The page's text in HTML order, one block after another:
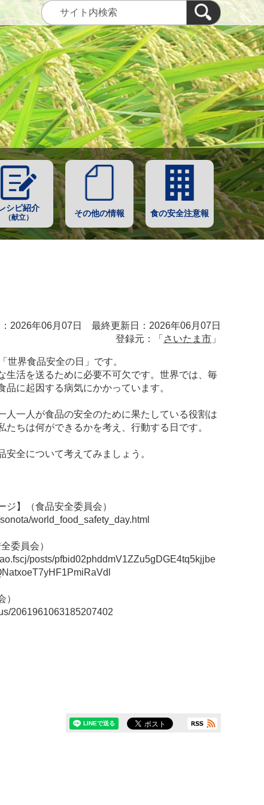
シピ紹介
（献立） その他の情報 食の安全注意報
2026年06月07日 最終更新日：2026年06月07日
登録元：「 さいたま市 」
世界食品安全の日」です。
生活を送るために必要不可欠です。世界では、毎
に起因する病気にかかっています。
人一人が食品の安全のために果たしている役割は
たちは何ができるかを考え、行動する日です。
安全について考えてみましょう。
ジ】（食品安全委員会）
world_food_safety_day.html
委員会）
posts/pfbid02phddmV1ZZu5gDGE4tq5kjjbe
）
2061961063185207402